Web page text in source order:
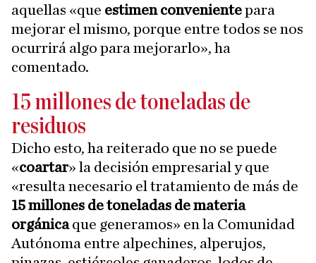
aquellas «que estimen convenientepara
mejorar el mismo, porque entre todos se nos
ocurrirá algo para mejorarlo», ha
comentado.
15 millones de toneladas de
residuos
Dicho esto, ha reiterado que no se puede
«coartar» la decisión empresarial y que
«resulta necesario el tratamiento de más de
15 millones de toneladas de materia
orgánicaque generamos» en la Comunidad
Autónoma entre alpechines, alperujos,